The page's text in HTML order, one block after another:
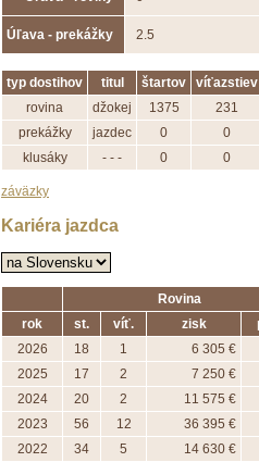
Úľava - prekážky 2.5
typ dostihov titul štartov
víťazstiev
rovina
džokej 1375
231
prekážky
jazdec 0
0
klusáky
- - - 0 0
záväzky
Kariéra jazdca
Rovina
rok
st. víť. zisk
2026
18 1
6 305 €
2025
17 2
7 250 €
2024
20 2
11 575 €
2023
56 12
36 395 €
2022
34 5
14 630 €